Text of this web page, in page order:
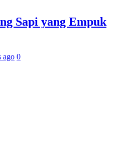
Sapi yang Empuk
ago 0